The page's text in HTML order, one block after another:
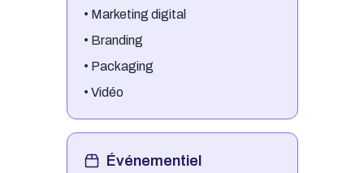
• Marketing digital
• Branding
• Packaging
• Vidéo
Événementiel